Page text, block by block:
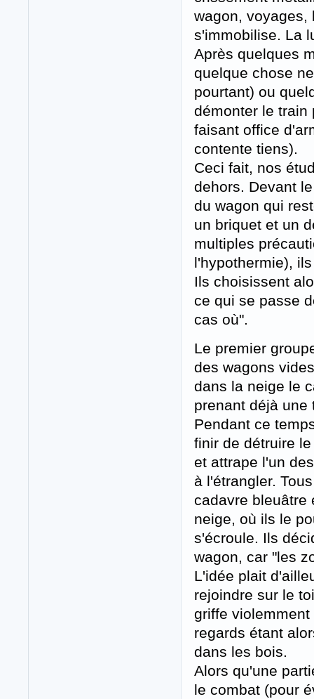
wagon, voyages,
s'immobilise. La
Après quelques
quelque chose
pourtant) ou
démonter le train
faisant office
contente tiens).
Ceci fait, nos
dehors. Devant
du wagon qui
un briquet et un
multiples
l'hypothermie),
Ils choisissent
ce qui se passe
cas où".
Le premier
des wagons
dans la neige le
prenant déjà une
Pendant ce
finir de détruire
et attrape l'un
à l'étrangler.
cadavre bleuâtre
neige, où ils le
s'écroule. Ils
wagon, car "les
L'idée plait
rejoindre sur le
griffe
regards étant
dans les bois.
Alors qu'une
le combat (pour